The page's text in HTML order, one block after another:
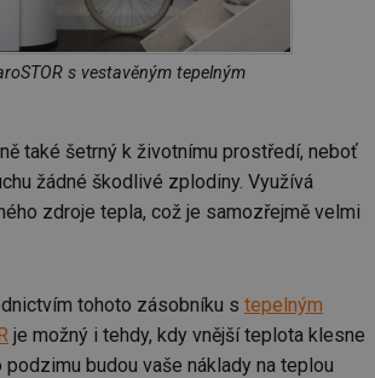
s vestavěným tepelným
také šetrný k životnímu prostředí, neboť
žádné škodlivé zplodiny. Využívá
zdroje tepla, což je samozřejmě velmi
tohoto zásobníku s tepelným
je možný i tehdy, kdy vnější teplota klesne
podzimu budou vaše náklady na teplou